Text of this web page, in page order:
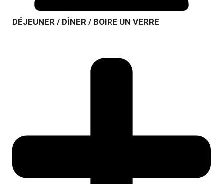
DÉJEUNER / DÎNER / BOIRE UN VERRE